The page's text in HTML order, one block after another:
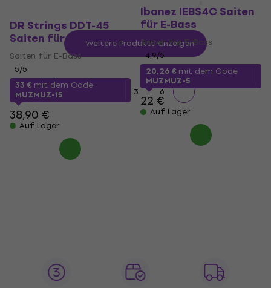
DR Strings DDT-45
Saiten für E-Bass
Saiten für E-Bass
5/5
33 € mit dem Code
MUZMUZ-15
38,90 €
Auf Lager
Ibanez IEBS4C Saiten
für E-Bass
Saiten für E-Bass
4,9/5
20,26 € mit dem Code
MUZMUZ-5
22 €
Auf Lager
Weitere Produkte anzeigen
1 3 ... 6